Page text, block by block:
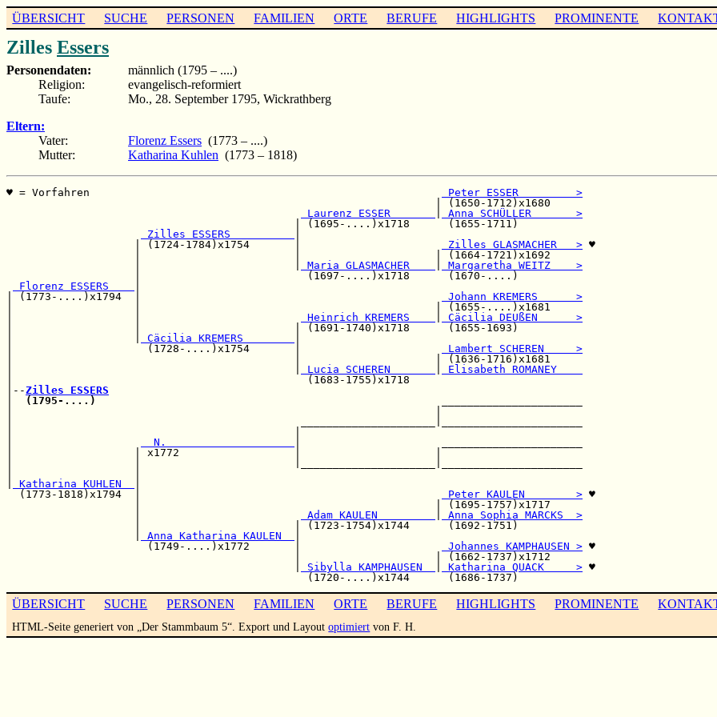
ÜBERSICHT SUCHE PERSONEN FAMILIEN ORTE BERUFE HIGHLIGHTS PROMINENTE
Zilles Essers
Personendaten:
männlich (1795 – ....)
Religion:
evangelisch-reformiert
Taufe:
Mo., 28. September 1795, Wickrathberg
Eltern:
Vater:
Florenz Essers (1773 – ....)
Mutter:
Katharina Kuhlen (1773 – 1818)
♥ = Vorfahren
Peter ESSER         >
                                                                   | (1650-1712)x1680
Laurenz ESSER
Anna SCHÜLLER       >
                                             | (1695-....)x1718      (1655-1711)
Zilles ESSERS
                    | (1724-1784)x1754       |
Zilles GLASMACHER   > ♥
                    |                        |                     | (1664-1721)x1692
Maria GLASMACHER
Margaretha WEITZ    >
                    |                          (1697-....)x1718      (1670-....)
Florenz ESSERS
| (1773-....)x1794  |
Johann KREMERS      >
|                   |                                              | (1655-....)x1681
Heinrich KREMERS
Cäcilia DEUßEN      >
|                   |                        | (1691-1740)x1718      (1655-1693)
Cäcilia KREMERS
|                     (1728-....)x1754       |
Lambert SCHEREN     >
|                                            |                     | (1636-1716)x1681
Lucia SCHEREN
Elisabeth ROMANEY
|                                              (1683-1755)x1718
|--Zilles ESSERS
(1795-....)
|                                                                  |
|                                            |
  N.
|                   | x1772                  |                     |
|                   |
Katharina KUHLEN
  (1773-1818)x1794  |
Peter KAULEN        > ♥
                    |                                              | (1695-1757)x1717
Adam KAULEN
Anna Sophia MARCKS  >
                    |                        | (1723-1754)x1744      (1692-1751)
Anna Katharina KAULEN
                      (1749-....)x1772       |
Johannes KAMPHAUSEN > ♥
                                             |                     | (1662-1737)x1712
Sibylla KAMPHAUSEN Katharina QUACK     > ♥
ÜBERSICHT SUCHE PERSONEN FAMILIEN ORTE BERUFE HIGHLIGHTS PROMINENTE
HTML-Seite generiert von „Der Stammbaum 5“. Export und Layoutoptimiert von F. H.